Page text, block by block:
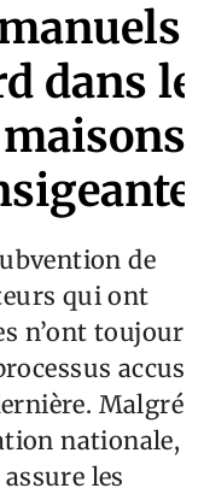
dans le
de
qui ont
n’ont toujours
accuse
Malgré
nationale,
les